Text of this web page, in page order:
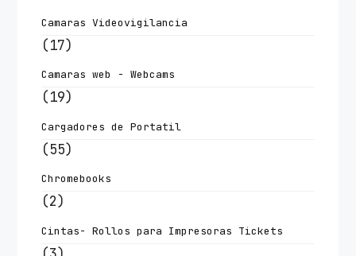
Camaras Videovigilancia
(17)
Camaras web - Webcams
(19)
Cargadores de Portatil
(55)
Chromebooks
(2)
Cintas- Rollos para Impresoras Tickets